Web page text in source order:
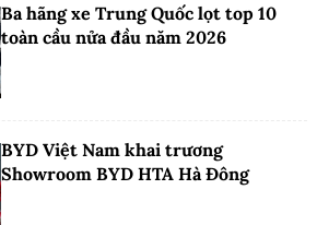
Ba hãng xe Trung Quốc lọt top 10
toàn cầu nửa đầu năm 2026
BYD Việt Nam khai trương
Showroom BYD HTA Hà Đông